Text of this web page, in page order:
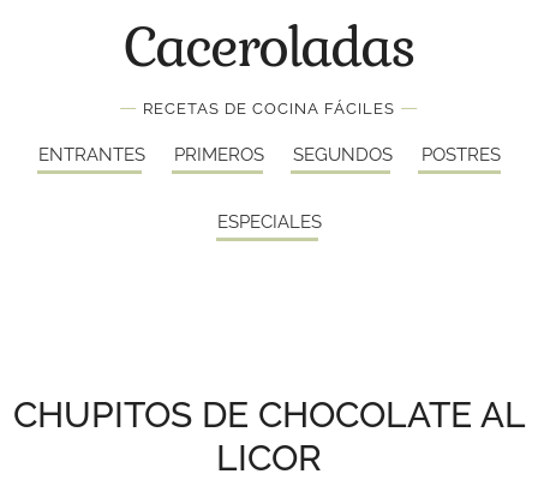
Caceroladas
— RECETAS DE COCINA FÁCILES —
ENTRANTES PRIMEROS SEGUNDOS POSTRES
ESPECIALES
CHUPITOS DE CHOCOLATE AL
LICOR